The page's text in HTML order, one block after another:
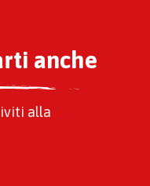
anche
alla